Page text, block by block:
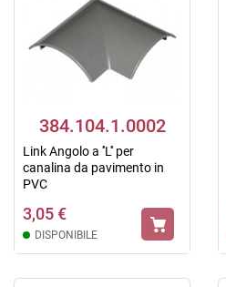
384.104.1.0002
Link Angolo a ''L'' per
canalina da pavimento in
PVC
3,05 €
DISPONIBILE